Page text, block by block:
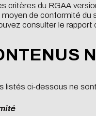
critères du RGAA
moyen de conformité du
consulter le rapport
listés ci-dessous ne